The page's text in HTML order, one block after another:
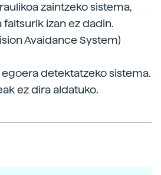
zaintzeko sistema,
izan ez dadin.
Avaidance System)
egoera detektatzeko sistema.
ez dira aldatuko.